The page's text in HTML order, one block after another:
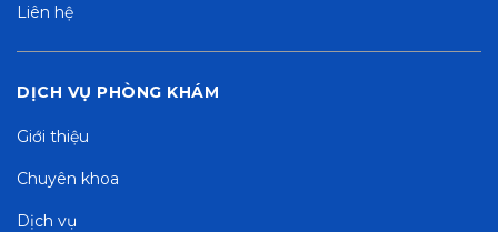
Liên hệ
DỊCH VỤ PHÒNG KHÁM
Giới thiệu
Chuyên khoa
Dịch vụ